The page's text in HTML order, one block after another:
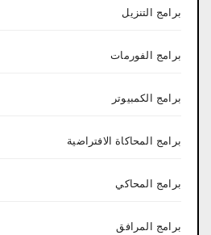
برامج التنزيل
برامج الفورمات
برامج الكمبيوتر
برامج المحاكاة الافتراضية
برامج المحاكي
برامج المرافق